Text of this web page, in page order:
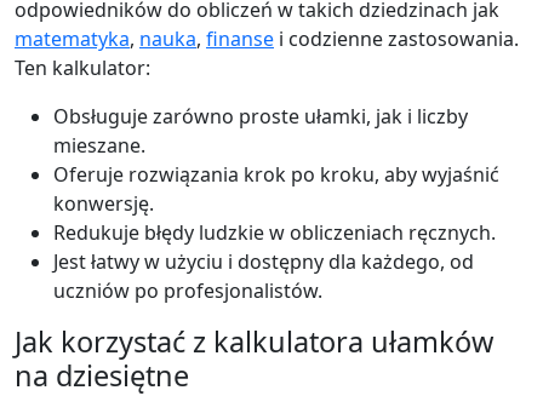
odpowiedników do obliczeń w takich dziedzinach jak
matematyka, nauka, finanse i codzienne zastosowania.
Ten kalkulator:
Obsługuje zarówno proste ułamki, jak i liczby
mieszane.
Oferuje rozwiązania krok po kroku, aby wyjaśnić
konwersję.
Redukuje błędy ludzkie w obliczeniach ręcznych.
Jest łatwy w użyciu i dostępny dla każdego, od
uczniów po profesjonalistów.
Jak korzystać z kalkulatora ułamków
na dziesiętne